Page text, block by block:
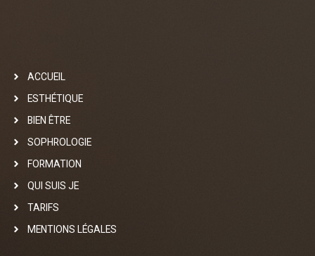
ACCUEIL
ESTHÉTIQUE
BIEN ÊTRE
SOPHROLOGIE
FORMATION
QUI SUIS JE
TARIFS
MENTIONS LÉGALES